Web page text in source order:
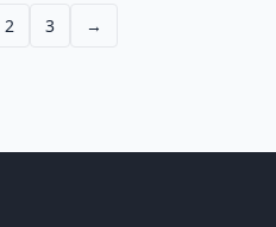
2 3 →